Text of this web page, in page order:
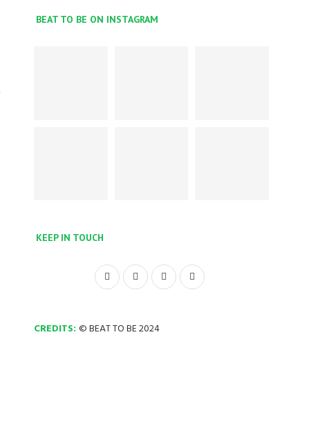
BEAT TO BE ON INSTAGRAM
KEEP IN TOUCH
CREDITS: © BEAT TO BE 2024